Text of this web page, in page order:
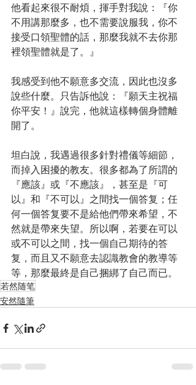
他看起來很不耐煩，揮手對我說：『你
不用講那麼多，也不需要說服我，你不
接受口領聖體的話，那麼我就不去你那
裡領聖體就是了。』
我感受到他不願意多交流，因此也沒多
說些什麼。只告訴他說：『願天主祝福
你平安！』說完，他就這樣轉個身體離
開了。
坦白說，我遇過很多針對禮儀等細節，
而掉入困擾的教友。很多都為了所謂的
『應該』或『不應該』，甚至是『可
以』和『不可以』之間找一個答复；任
何一個答复要不是給他們帶來希望，不
然就是帶來失望。所以啊，若要在可以
或不可以之間，找一個自己期待的答
复，而且又不願意去認識教會的教導等
等，那麼最終是自己捆綁了自己而已。
若然随笔
安然隨筆